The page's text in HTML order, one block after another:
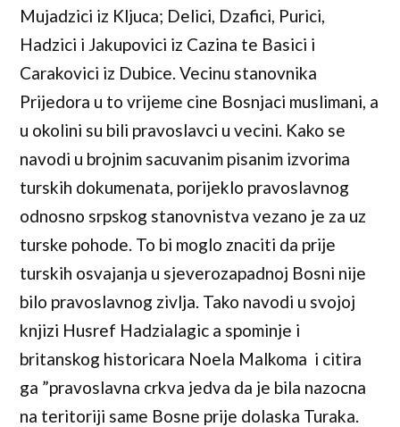
Mujadzici iz Kljuca; Delici, Dzafici, Purici,
Hadzici i Jakupovici iz Cazina te Basici i
Carakovici iz Dubice. Vecinu stanovnika
Prijedora u to vrijeme cine Bosnjaci muslimani, a
u okolini su bili pravoslavci u vecini. Kako se
navodi u brojnim sacuvanim pisanim izvorima
turskih dokumenata, porijeklo pravoslavnog
odnosno srpskog stanovnistva vezano je za uz
turske pohode. To bi moglo znaciti da prije
turskih osvajanja u sjeverozapadnoj Bosni nije
bilo pravoslavnog zivlja. Tako navodi u svojoj
knjizi Husref Hadzialagic a spominje i
britanskog historicara Noela Malkoma i citira
ga ”pravoslavna crkva jedva da je bila nazocna
na teritoriji same Bosne prije dolaska Turaka.